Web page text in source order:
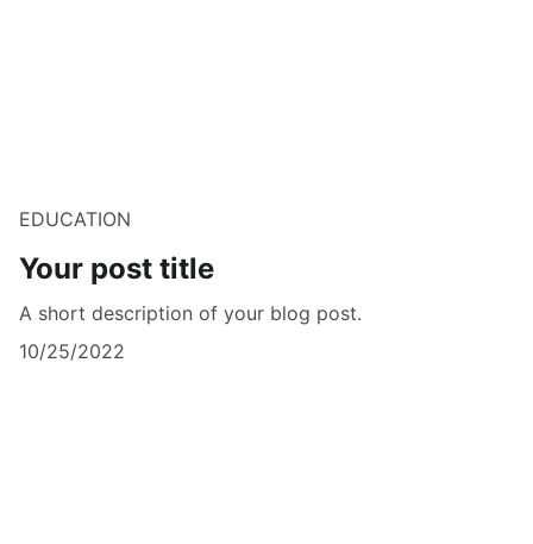
EDUCATION
Your post title
A short description of your blog post.
10/25/2022